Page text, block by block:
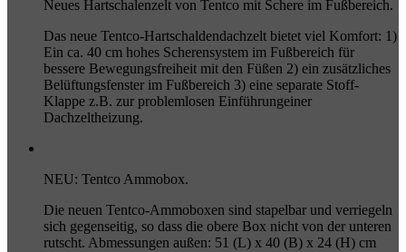
Neues Hartschalenzelt von Tentco mit Schere im Fußbereich.
Das neue Tentco-Hartschaldendachzelt bietet viel Komfort: 1)
Ein ca. 40 cm hohes Scherensystem im Fußbereich für
bessere Bewegungsfreiheit mit den Füßen 2) ein zusätzliches
Belüftungsfenster im Fußbereich 3) eine separate Stoff-
Klappe z.B. zur problemlosen Einführungeiner
Dachzeltheizung.
NEU: Tentco Ammobox.
Die neuen Tentco-Ammoboxen sind stapelbar und verriegeln
sich gegenseitig, so dass die obere Box nicht von der unteren
rutscht. Abmessungen außen: 51 (L) x 40 (B) x 24 (H) cm